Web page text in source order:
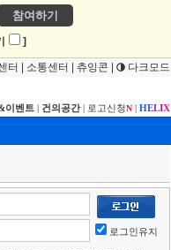
참여하기
]
터 소통센터 츄잉콘 다크모드
이벤트 | 건의공간| 로고신청N | HELIX
로그인유지